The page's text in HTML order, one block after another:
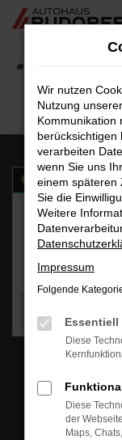
Zum
Wir nutzen
Nutzung
Kommunikation
berücksichtigen
verarbeiten
wenn Sie uns
einem späteren
Sie die
Weitere
Impressum
Folgende
Essentiell
Diese
Diese
der
Maps,